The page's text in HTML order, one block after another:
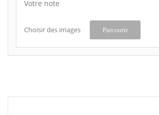
Votre note
Choisir des images Parcourir